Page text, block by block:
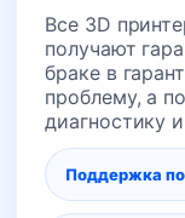
Все 3D
получают
браке в
проблему, а
диагностику
Поддержка